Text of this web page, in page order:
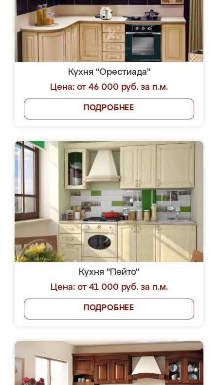
Кухня "Орестиада"
Цена: от 46 000 руб. за п.м.
ПОДРОБНЕЕ
Кухня "Пейто"
Цена: от 41 000 руб. за п.м.
ПОДРОБНЕЕ